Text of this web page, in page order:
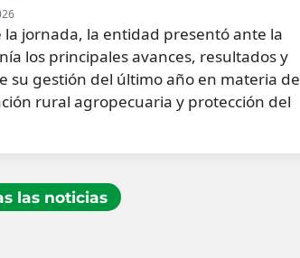
jornada, la entidad presentó ante la
los principales avances, resultados y
su gestión del último año en materia de
rural agropecuaria y protección del
las noticias